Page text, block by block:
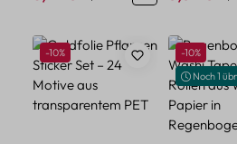
Produktgalerie überspringen
Rabatt
-10% Rabatt
-10%
Noch 1